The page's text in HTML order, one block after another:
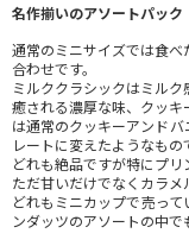
名作揃いのアソートパック
通常のミニサイズでは食べ
合わせです。
ミルククラシックはミル
癒される濃厚な味、クッキ
は通常のクッキーアンド
レートに変えたようなもの
どれも絶品ですが特にプリ
ただ甘いだけでなくカラメ
どれもミニカップで売っ
ンダッツのアソートの中で